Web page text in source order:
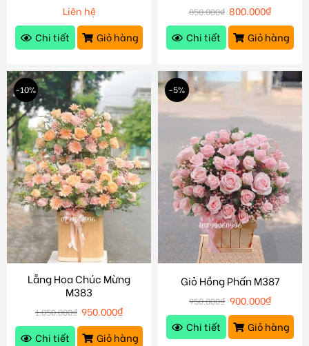
Liên hệ
Chi tiết
Giỏ hàng
850.000₫ 800.000₫
Chi tiết
Giỏ hàng
-10%
Lẵng Hoa Chúc Mừng
M383
1.050.000₫ 950.000₫
Chi tiết
Giỏ hàng
-5%
Giỏ Hồng Phấn M387
950.000₫ 900.000₫
Chi tiết
Giỏ hàng